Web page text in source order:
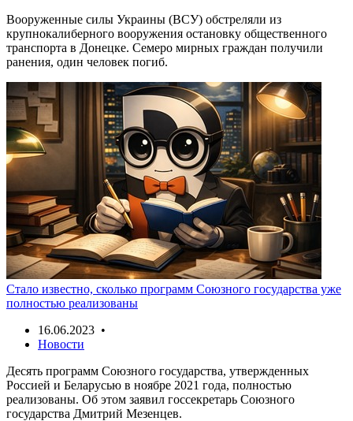
Вооруженные силы Украины (ВСУ) обстреляли из
крупнокалиберного вооружения остановку общественного
транспорта в Донецке. Семеро мирных граждан получили
ранения, один человек погиб.
Стало известно, сколько программ Союзного государства уже
полностью реализованы
16.06.2023 •
Новости
Десять программ Союзного государства, утвержденных
Россией и Беларусью в ноябре 2021 года, полностью
реализованы. Об этом заявил госсекретарь Союзного
государства Дмитрий Мезенцев.